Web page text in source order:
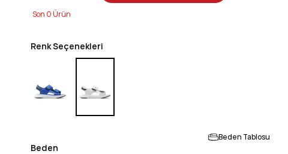
0
Renk Seçenekleri
Beden Tablosu
Beden